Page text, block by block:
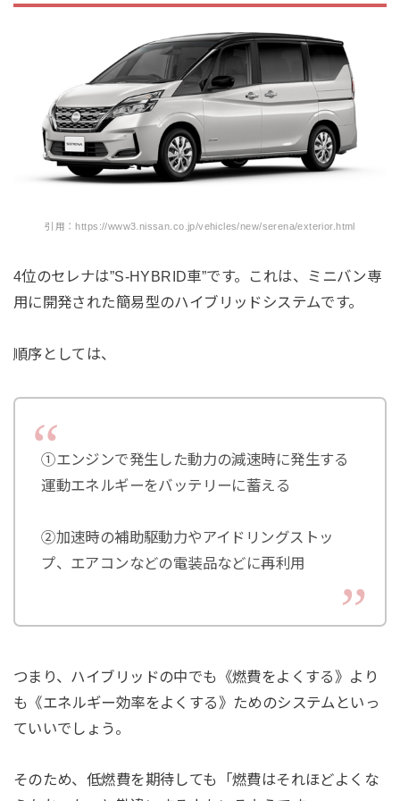
引用：https://www3.nissan.co.jp/vehicles/new/serena/exterior.html
4位のセレナは”S-HYBRID車”です。これは、ミニバン専
用に開発された簡易型のハイブリッドシステムです。
順序としては、
①エンジンで発生した動力の減速時に発生する
運動エネルギーをバッテリーに蓄える
②加速時の補助駆動力やアイドリングストッ
プ、エアコンなどの電装品などに再利用
つまり、ハイブリッドの中でも《燃費をよくする》より
も《エネルギー効率をよくする》ためのシステムといっ
ていいでしょう。
そのため、低燃費を期待しても「燃費はそれほどよくな